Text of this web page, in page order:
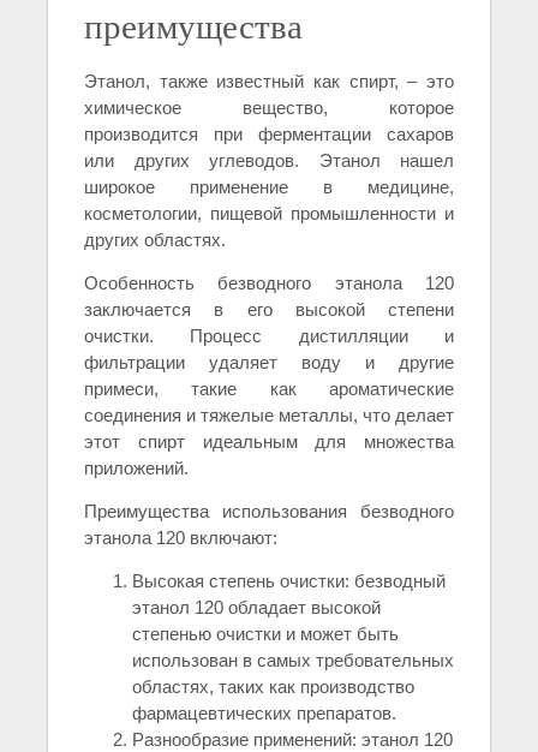
преимущества
Этанол, также известный как спирт, – это
химическое вещество, которое
производится при ферментации сахаров
или других углеводов. Этанол нашел
широкое применение в медицине,
косметологии, пищевой промышленности и
других областях.
Особенность безводного этанола 120
заключается в его высокой степени
очистки. Процесс дистилляции и
фильтрации удаляет воду и другие
примеси, такие как ароматические
соединения и тяжелые металлы, что делает
этот спирт идеальным для множества
приложений.
Преимущества использования безводного
этанола 120 включают:
Высокая степень очистки: безводный
этанол 120 обладает высокой
степенью очистки и может быть
использован в самых требовательных
областях, таких как производство
фармацевтических препаратов.
Разнообразие применений: этанол 120